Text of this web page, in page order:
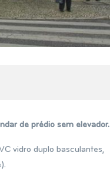
de prédio sem elevador.
vidro duplo basculantes,